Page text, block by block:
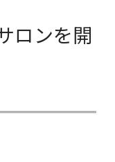
ロンを開